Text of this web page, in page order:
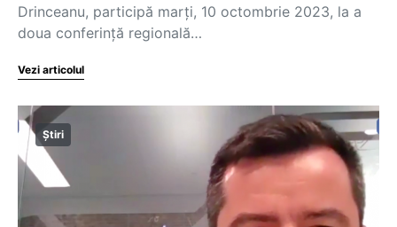
Drinceanu, participă marți, 10 octombrie 2023, la a
doua conferință regională…
Vezi articolul
Știri